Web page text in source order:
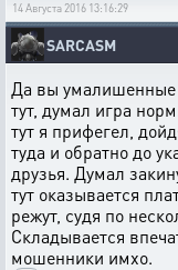
14 Августа 2016 13:16:29
SARCASM
Да вы умалишенные
тут, думал игра
тут я прифегел,
туда и обратно до
друзья. Думал
тут оказывается
режут, судя по
Складывается
мошенники имхо.